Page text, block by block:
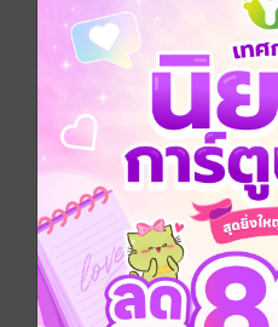
อยากได้ ซื้อเป็นของขวัญ
โรแมนติก
ประเภทไฟล์
วันที่วางขาย
ความยาว